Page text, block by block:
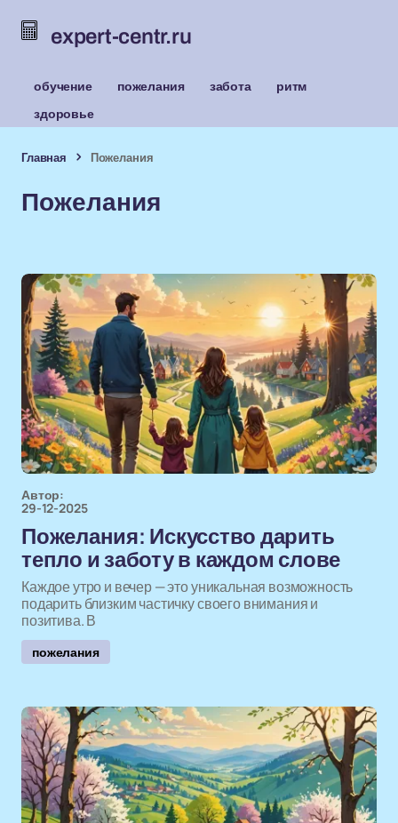
expert-centr.ru
обучение пожелания забота
ритм
здоровье
Главная Пожелания
Пожелания
Автор:
29-12-2025
Пожелания: Искусство дарить
тепло и заботу в каждом слове
Каждое утро и вечер — это уникальная возможность
подарить близким частичку своего внимания и
позитива. В
пожелания